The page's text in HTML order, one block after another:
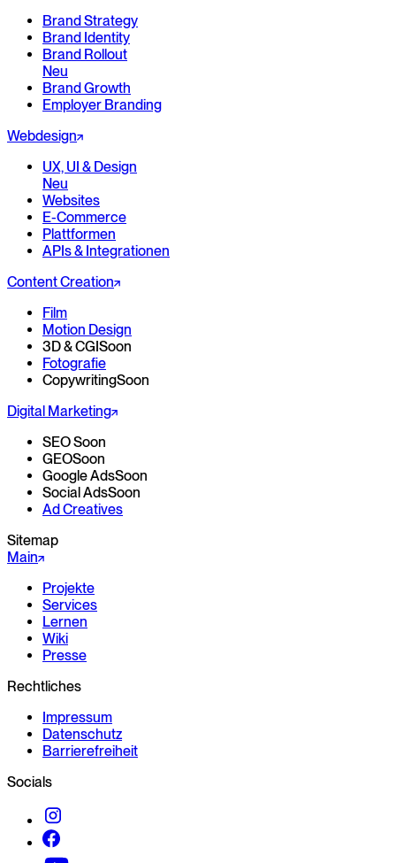
Brand Strategy
Brand Identity
Brand Rollout
Neu
Brand Growth
Employer Branding
Webdesign
UX, UI & Design
Neu
Websites
E-Commerce
Plattformen
APIs & Integrationen
Content Creation
Film
Motion Design
3D & CGI Soon
Fotografie
CopywritingSoon
Digital Marketing
SEOSoon
GEOSoon
Google AdsSoon
Social AdsSoon
Ad Creatives
Sitemap
Main
Projekte
Services
Lernen
Wiki
Presse
Rechtliches
Impressum
Datenschutz
Barrierefreiheit
Socials